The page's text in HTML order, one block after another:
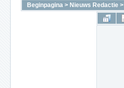
Beginpagina > Nieuws Redactie >